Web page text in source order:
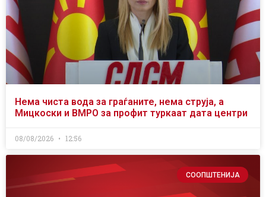
Нема чиста вода за граѓаните, нема струја, а
Мицкоски и ВМРО за профит туркаат дата центри
08/08/2026 12:56
СООПШТЕНИЈА